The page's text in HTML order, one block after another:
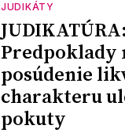
JUDIKÁTY
JUDIKATÚRA:
Predpoklady
posúdenie
charakteru
pokuty